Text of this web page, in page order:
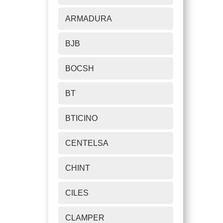
ARMADURA
BJB
BOCSH
BT
BTICINO
CENTELSA
CHINT
CILES
CLAMPER